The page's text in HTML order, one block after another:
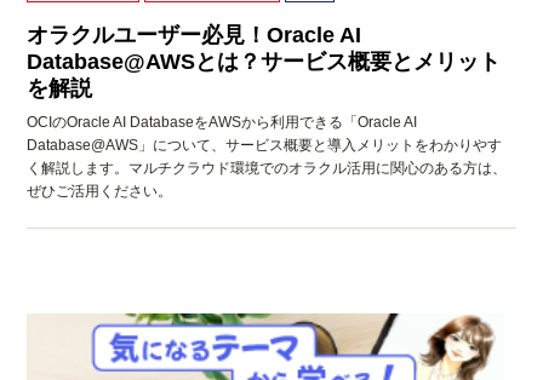
オラクルユーザー必見！Oracle AI
Database@AWSとは？サービス概要とメリット
を解説
OCIのOracle AI DatabaseをAWSから利用できる「Oracle AI
Database@AWS」について、サービス概要と導入メリットをわかりやす
く解説します。マルチクラウド環境でのオラクル活用に関心のある方は、
ぜひご活用ください。